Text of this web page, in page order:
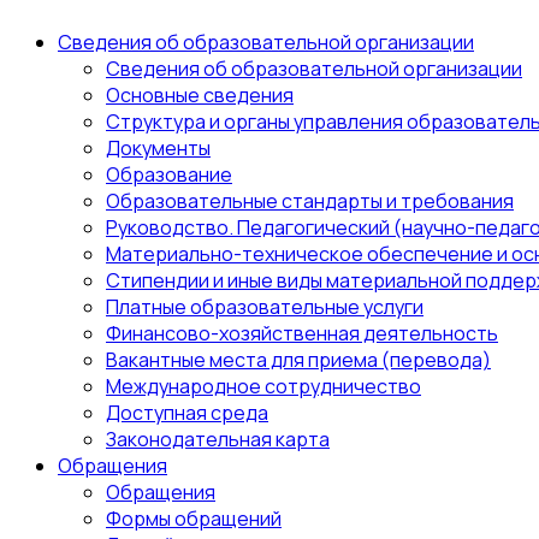
Сведения об образовательной организации
Сведения об образовательной организации
Основные сведения
Структура и органы управления
Документы
Образование
Образовательные стандарты и требования
Руководство. Педагогический (научно-
Материально-техническое обеспечение и
Стипендии и иные виды материальной
Платные образовательные услуги
Финансово-хозяйственная деятельность
Вакантные места для приема (перевода)
Международное сотрудничество
Доступная среда
Законодательная карта
Обращения
Обращения
Формы обращений